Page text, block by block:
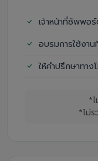
เจ้าหน้าที่ซัพพอ
อบรมการใช้งา
ให้คำปรึกษาทาง
*
*ไม่